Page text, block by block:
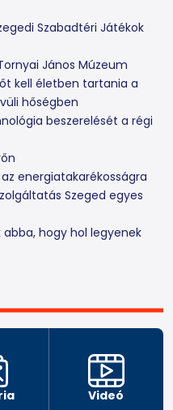
Videó
Szabadtéri Játékok
János Múzeum
kell életben tartania a
hőségben
beszerelését a régi
energiatakarékosságra
Szeged egyes
abba, hogy hol legyenek